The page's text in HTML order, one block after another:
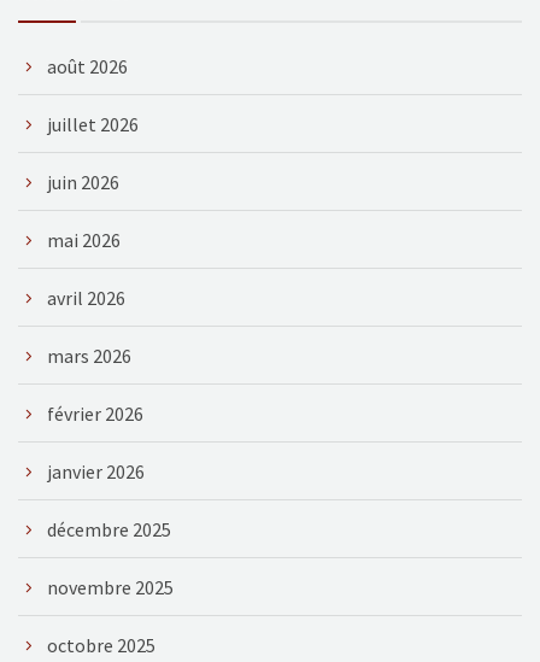
août 2026
juillet 2026
juin 2026
mai 2026
avril 2026
mars 2026
février 2026
janvier 2026
décembre 2025
novembre 2025
octobre 2025